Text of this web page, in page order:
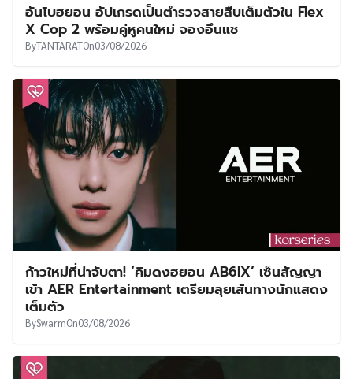
อันโบฮยอน อัปเกรดเป็นตำรวจสายสืบเต็มตัวใน Flex
X Cop 2 พร้อมคู่หูคนใหม่ จองอึนแช
ByTANTARATOn03/08/2026
ก้าวใหม่ที่น่าจับตา! ‘คิมดงฮยอน AB6IX’ เซ็นสัญญา
เข้า AER Entertainment เตรียมลุยเส้นทางนักแสดง
เต็มตัว
BySwarmOn03/08/2026